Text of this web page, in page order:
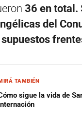
36 en total.
del
TAMBIÉN
sigue la vida de